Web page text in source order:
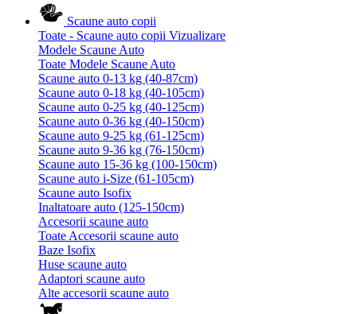
Scaune auto copii
Toate - Scaune auto copii Vizualizare
Modele Scaune Auto
Toate Modele Scaune Auto
Scaune auto 0-13 kg (40-87cm)
Scaune auto 0-18 kg (40-105cm)
Scaune auto 0-25 kg (40-125cm)
Scaune auto 0-36 kg (40-150cm)
Scaune auto 9-25 kg (61-125cm)
Scaune auto 9-36 kg (76-150cm)
Scaune auto 15-36 kg (100-150cm)
Scaune auto i-Size (61-105cm)
Scaune auto Isofix
Inaltatoare auto (125-150cm)
Accesorii scaune auto
Toate Accesorii scaune auto
Baze Isofix
Huse scaune auto
Adaptori scaune auto
Alte accesorii scaune auto